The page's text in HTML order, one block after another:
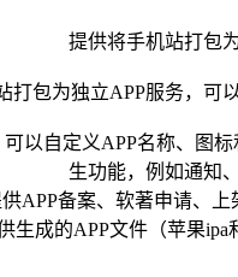
提供将手机站打包
打包为独立APP服务，可
以自定义APP名称、图
生功能，例如通知
APP备案、软著申请、上
生成的APP文件（苹果ipa